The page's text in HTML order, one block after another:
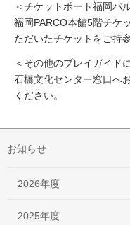
＜チケットポート福岡パ
福岡PARCO本館5階チケ
ただいたチケットをご持
＜その他のプレイガイド
石橋文化センター窓口へ
ください。
お知らせ
2026年度
2025年度